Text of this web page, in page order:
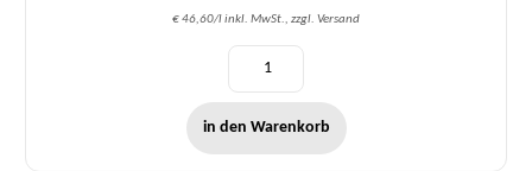
€ 46,60/l inkl. MwSt., zzgl. Versand
in den Warenkorb